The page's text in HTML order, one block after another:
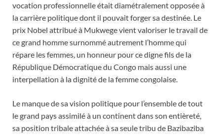
vocation professionnelle était diamétralement opposée à
la carrière politique dont il pouvait forger sa destinée. Le
prix Nobel attribué à Mukwege vient valoriser le travail de
ce grand hommesurnommé autrement l’homme qui
répare les femmes, un honneur pour ce digne fils de la
République Démocratique du Congo mais aussi une
interpellation à la dignité de la femme congolaise.
Le manque de sa vision politique pour l’ensemble de tout
le grand pays assimilé à un continent dans son entièreté,
sa position tribale attachée à sa seule tribu de Bazibaziba